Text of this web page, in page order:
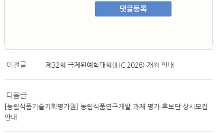
댓글등록
이전글 제32회 국제원예학대회(IHC 2026) 개최 안내
다음글
[농림식품기술기획평가원] 농림식품연구개발 과제 평가 후보단 상시모집
안내